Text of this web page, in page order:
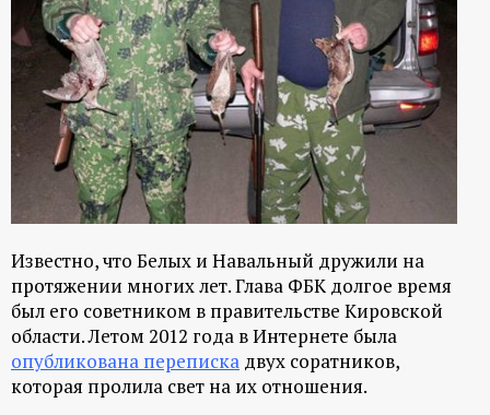
л
Известно, что Белых и Навальный дружили на
протяжении многих лет. Глава ФБК долгое время
был его советником в правительстве Кировской
области. Летом 2012 года в Интернете была
опубликована переписка двух соратников,
которая пролила свет на их отношения.